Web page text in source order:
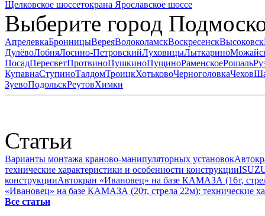
Щелковское шоссетокрана Ярославское шоссе
Выберите город
АпрелевкаБронницыВереяВолоколамскВоскресенскВысоковск
ДулёвоЛобняЛосино-ПетровскийЛуховицыЛыткарино
ПосадПересветПротвиноПушкиноПущиноРаменскоеРошаль
КупавнаСтупиноТалдомТроицкХотьковоЧерноголовкаЧехов
ЗуевоПодольскРеутовХимки
Статьи
Варианты монтажа краново-манипуляторных установок
технические характеристики и особенности конструкции
конструкцииАвтокран «Ивановец» на базе КАМАЗА (16т,
«Ивановец» на базе КАМАЗА (20т, стрела 22м): технические
Все статьи